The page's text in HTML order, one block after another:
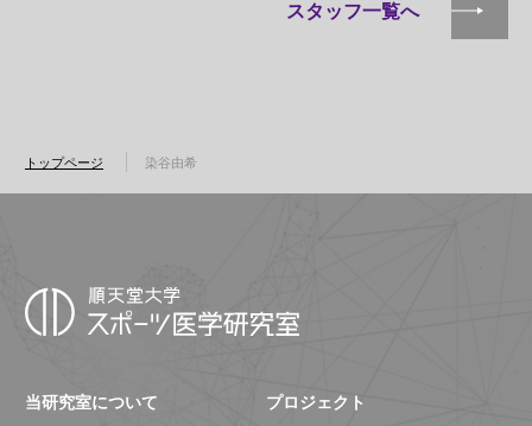
スタッフ一覧へ
トップページ 染谷由希
当研究室について プロジェクト